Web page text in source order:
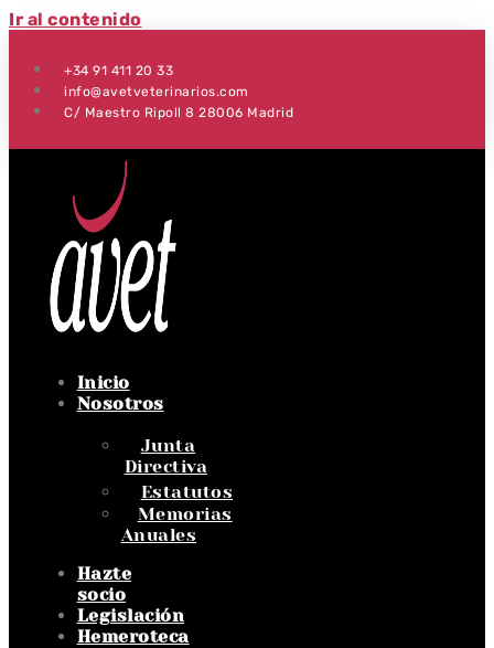
Ir al contenido
+34 91 411 20 33
info@avetveterinarios.com
C/ Maestro Ripoll 8 28006 Madrid
Inicio
Nosotros
Junta
Directiva
Estatutos
Memorias
Anuales
Hazte
socio
Legislación
Hemeroteca